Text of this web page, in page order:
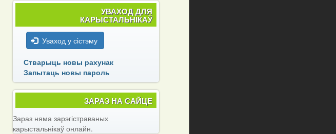
УВАХОД ДЛЯ
КАРЫСТАЛЬНІКАЎ
Уваход у сістэму
Стварыць новы рахунак
Запытаць новы пароль
ЗАРАЗ НА САЙЦЕ
Зараз няма зарэгістраваных
карыстальнікаў онлайн.